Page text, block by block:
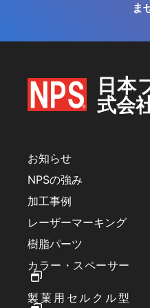
ま
日本
式会
お知らせ
NPSの強み
加工事例
レーザーマーキング
樹脂パーツ
カラー・スペーサー
製菓用セルクル型